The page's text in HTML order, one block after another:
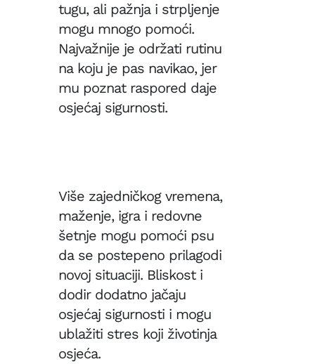
tugu, ali pažnja i strpljenje
mogu mnogo pomoći.
Najvažnije je održati rutinu
na koju je pas navikao, jer
mu poznat raspored daje
osjećaj sigurnosti.
Više zajedničkog vremena,
maženje, igra i redovne
šetnje mogu pomoći psu
da se postepeno prilagodi
novoj situaciji. Bliskost i
dodir dodatno jačaju
osjećaj sigurnosti i mogu
ublažiti stres koji životinja
osjeća.